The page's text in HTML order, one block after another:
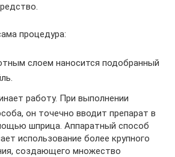
процедура:
слоем наносится подобранный
работу. При выполнении
он точечно вводит препарат в
шприца. Аппаратный способ
использование более крупного
создающего множество